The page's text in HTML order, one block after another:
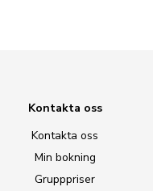
Kontakta oss
Kontakta oss
Min bokning
Grupppriser